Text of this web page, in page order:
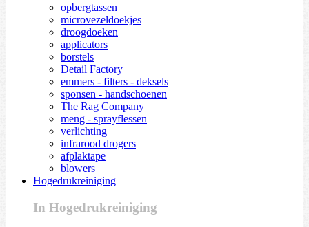
opbergtassen
microvezeldoekjes
droogdoeken
applicators
borstels
Detail Factory
emmers - filters - deksels
sponsen - handschoenen
The Rag Company
meng - sprayflessen
verlichting
infrarood drogers
afplaktape
blowers
Hogedrukreiniging
In Hogedrukreiniging